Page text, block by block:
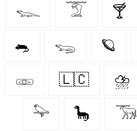
𓆊 𓄆 🍸
🐀 𓆌 🪐
𓁽 🇱🇨 ⛈️
𓅍 🦕 𓃞